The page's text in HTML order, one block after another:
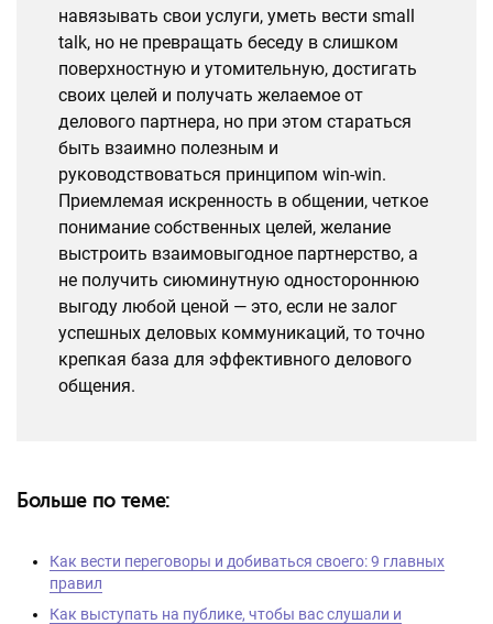
навязывать свои услуги, уметь вести small
talk, но не превращать беседу в слишком
поверхностную и утомительную, достигать
своих целей и получать желаемое от
делового партнера, но при этом стараться
быть взаимно полезным и
руководствоваться принципом win-win.
Приемлемая искренность в общении, четкое
понимание собственных целей, желание
выстроить взаимовыгодное партнерство, а
не получить сиюминутную одностороннюю
выгоду любой ценой — это, если не залог
успешных деловых коммуникаций, то точно
крепкая база для эффективного делового
общения.
Больше по теме:
Как вести переговоры и добиваться своего: 9 главных
правил
Как выступать на публике, чтобы вас слушали и